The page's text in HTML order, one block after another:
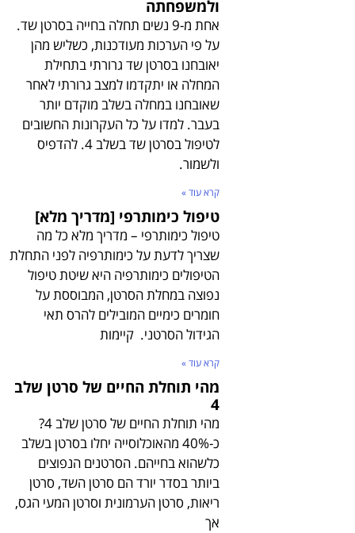
ולמשפחתה
אחת מ-9 נשים תחלה בחייה בסרטן שד.
על פי הערכות מעודכנות, כשליש מהן
יאובחנו בסרטן שד גרורתי בתחילת
המחלה או יתקדמו למצב גרורתי לאחר
שאובחנו במחלה בשלב מוקדם יותר
בעבר. למדו על כל העקרונות החשובים
לטיפול בסרטן שד בשלב 4. להדפיס
ולשמור.
קרא עוד »
טיפול כימותרפי [מדריך מלא]
טיפול כימותרפי – מדריך מלא כל מה
שצריך לדעת על כימותרפיה לפני התחלת
הטיפולים כימותרפיה היא שיטת טיפול
נפוצה במחלת הסרטן, המבוססת על
חומרים כימיים המובילים להרס תאי
הגידול הסרטני. קיימות
קרא עוד »
מהי תוחלת החיים של סרטן שלב
4
מהי תוחלת החיים של סרטן שלב 4?
כ-40% מהאוכלוסייה יחלו בסרטן בשלב
כלשהוא בחייהם. הסרטנים הנפוצים
ביותר בסדר יורד הם סרטן השד, סרטן
ריאות, סרטן הערמונית וסרטן המעי הגס,
אך